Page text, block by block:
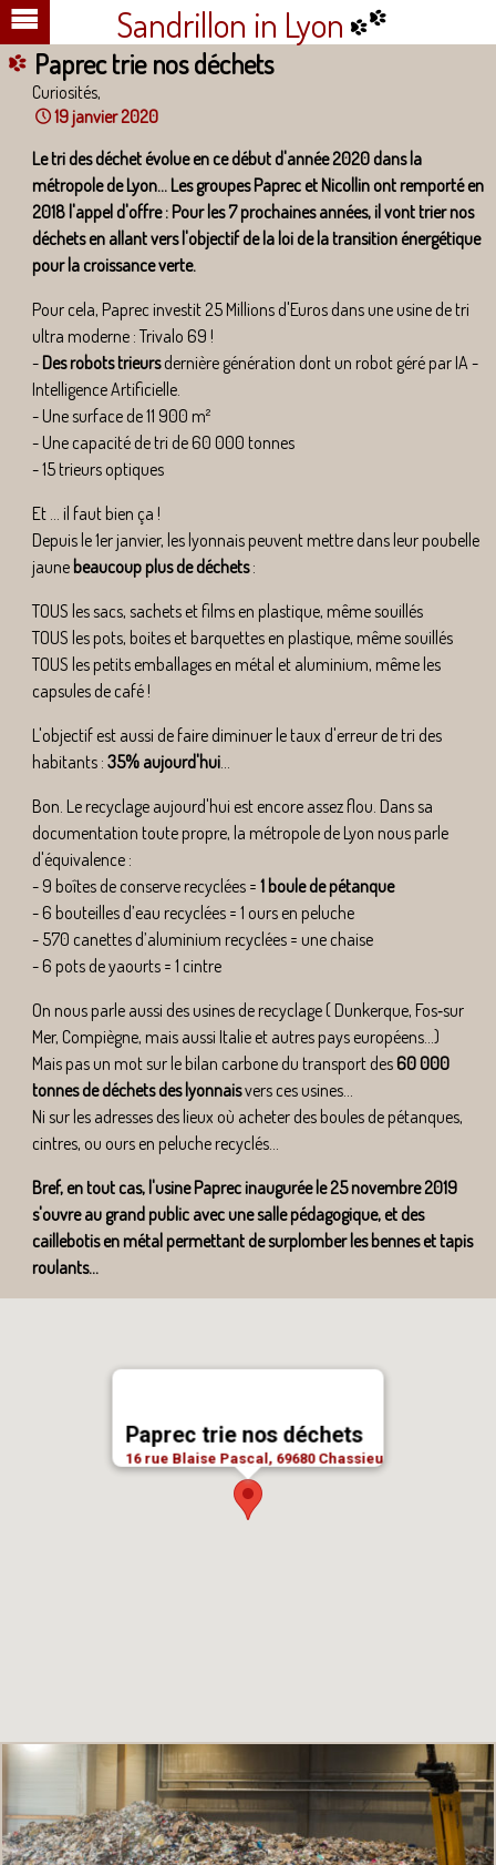
Sandrillon in Lyon
Paprec trie nos déchets
Curiosités,
19 janvier 2020
Le tri des déchet évolue en ce début d'année 2020 dans la
métropole de Lyon... Les groupes Paprec et Nicollin ont remporté en
2018 l'appel d'offre : Pour les 7 prochaines années, il vont trier nos
déchets en allant vers l'objectif de la loi de la transition énergétique
pour la croissance verte.
Pour cela, Paprec investit 25 Millions d'Euros dans une usine de tri
ultra moderne : Trivalo 69 !
- Des robots trieursdernière génération dont un robot géré par IA -
Intelligence Artificielle.
- Une surface de 11 900 m²
- Une capacité de tri de 60 000 tonnes
- 15 trieurs optiques
Et ... il faut bien ça !
Depuis le 1er janvier, les lyonnais peuvent mettre dans leur poubelle
jaune beaucoup plus de déchets:
TOUS les sacs, sachets et films en plastique, même souillés
TOUS les pots, boites et barquettes en plastique, même souillés
TOUS les petits emballages en métal et aluminium, même les
capsules de café !
L'objectif est aussi de faire diminuer le taux d'erreur de tri des
habitants :35% aujourd'hui...
Bon. Le recyclage aujourd'hui est encore assez flou. Dans sa
documentation toute propre, la métropole de Lyon nous parle
d'équivalence :
- 9 boîtes de conserve recyclées =1 boule de pétanque
- 6 bouteilles d’eau recyclées = 1 ours en peluche
- 570 canettes d’aluminium recyclées = une chaise
- 6 pots de yaourts = 1 cintre
On nous parle aussi des usines de recyclage ( Dunkerque, Fos‐sur
Mer, Compiègne, mais aussi Italie et autres pays européens...)
Mais pas un mot sur le bilan carbone du transport des 60 000
tonnes de déchets des lyonnaisvers ces usines...
Ni sur les adresses des lieux où acheter des boules de pétanques,
cintres, ou ours en peluche recyclés...
Bref, en tout cas, l'usine Paprec inaugurée le 25 novembre 2019
s'ouvre au grand public avec une salle pédagogique, et des
caillebotis en métal permettant de surplomber les bennes et tapis
roulants...
Paprec trie nos déchets
16 rue Blaise Pascal, 69680 Chassieu